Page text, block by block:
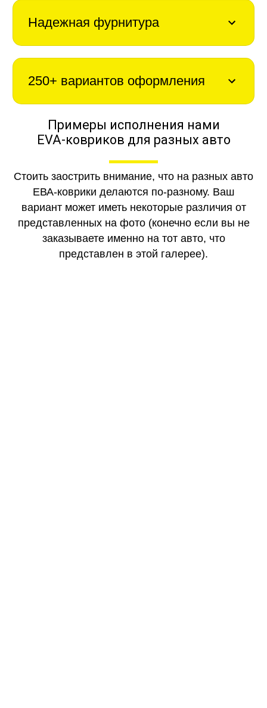
Надежная фурнитура
250+ вариантов оформления
Примеры исполнения нами
EVA-ковриков для разных авто
Стоить заострить внимание, что на разных авто
ЕВА-коврики делаются по-разному. Ваш
вариант может иметь некоторые различия от
представленных на фото (конечно если вы не
заказываете именно на тот авто, что
представлен в этой галерее).